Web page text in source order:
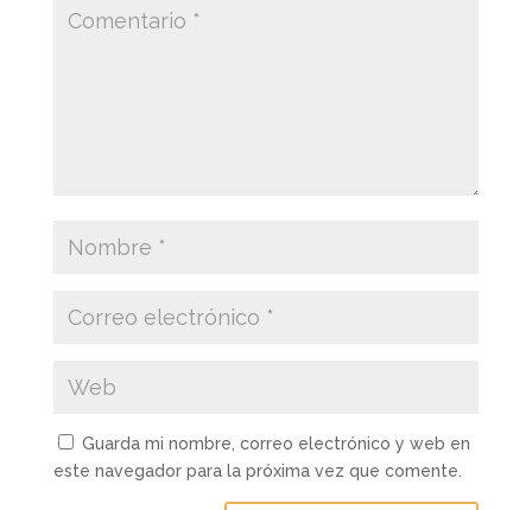
Guarda mi nombre, correo electrónico y web en
este navegador para la próxima vez que comente.